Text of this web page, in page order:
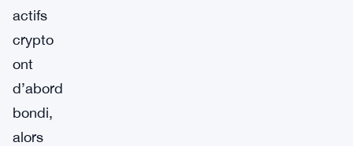
actifs
crypto
ont
d’abord
bondi,
alors